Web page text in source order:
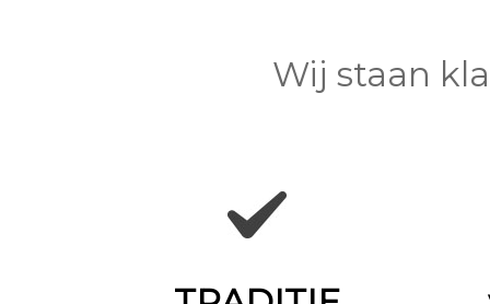
Wij staan